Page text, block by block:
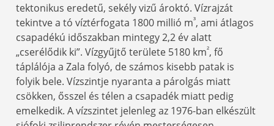
tektonikus eredetű, sekély vizű ároktó. Vízrajzát
tekintve a tó víztérfogata 1800 millió m³, ami átlagos
csapadékú időszakban mintegy 2,2 év alatt
„cserélődik ki”. Vízgyűjtő területe 5180 km², fő
táplálója a Zala folyó, de számos kisebb patak is
folyik bele. Vízszintje nyaranta a párolgás miatt
csökken, ősszel és télen a csapadék miatt pedig
emelkedik. A vízszintet jelenleg az 1976-ban elkészült